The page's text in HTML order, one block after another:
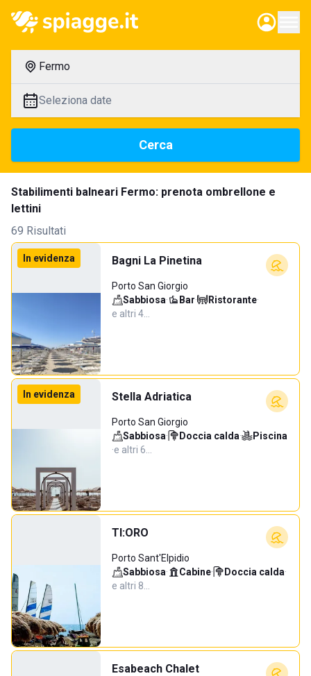
Fermo
Seleziona date
Cerca
Stabilimenti balneari Fermo: prenota ombrellone e
lettini
69 Risultati
In evidenza Bagni La Pinetina
Porto San Giorgio
Sabbiosa· Bar· Ristorante·
e altri 4…
In evidenza Stella Adriatica
Porto San Giorgio
Sabbiosa· Doccia calda·
Piscina
·e altri 6…
TI:ORO
Porto Sant'Elpidio
Sabbiosa· Cabine· Doccia calda·
e altri 8…
Esabeach Chalet